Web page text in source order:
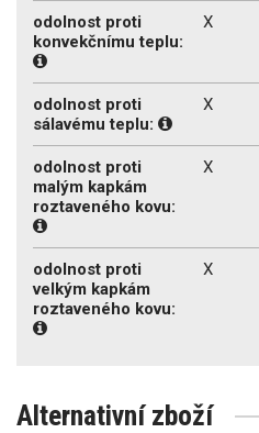
odolnost proti
konvekčnímu teplu:
X
odolnost proti
sálavému teplu:
X
odolnost proti
malým kapkám
roztaveného kovu:
X
odolnost proti
velkým kapkám
roztaveného kovu:
X
Alternativní zboží